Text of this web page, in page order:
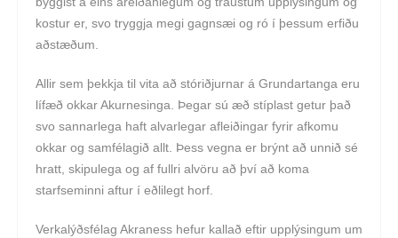
kostur er, svo tryggja megi gagnsæi og ró í þessum erfiðu
aðstæðum.
Allir sem þekkja til vita að stóriðjurnar á Grundartanga eru
lífæð okkar Akurnesinga. Þegar sú æð stíplast getur það
svo sannarlega haft alvarlegar afleiðingar fyrir afkomu
okkar og samfélagið allt. Þess vegna er brýnt að unnið sé
hratt, skipulega og af fullri alvöru að því að koma
starfseminni aftur í eðlilegt horf.
Verkalýðsfélag Akraness hefur kallað eftir upplýsingum um